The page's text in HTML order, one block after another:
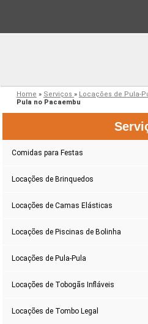
Home » Serviços » Locações de Pula-
Pula no Pacaembu
Comidas para Festas
Locações de Brinquedos
Locações de Camas Elásticas
Locações de Piscinas de Bolinha
Locações de Pula-Pula
Locações de Tobogãs Infláveis
Locações de Tombo Legal